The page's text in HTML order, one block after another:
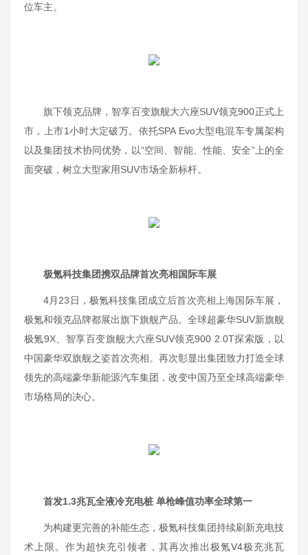
位车主。
旗下领克品牌，智享百变旗舰大六座SUV领克900正式上
市，上市1小时大定破万。依托SPA Evo大型电混车专属架构
以及集团技术协同优势，以“空间、智能、性能、安全”上的全
面突破，树立大型家用SUV市场全新标杆。
极氪科技集团携双品牌首次亮相国际车展
4月23日，极氪科技集团成立后首次亮相上海国际车展，
极氪和领克品牌都展出旗下旗舰产品。全球超豪华SUV新旗舰
极氪9X、智享百变旗舰大六座SUV领克900 2.0T探索版，以
中国豪华双旗舰之姿首次亮相。再次彰显出集团致力打造全球
领先的高端豪华新能源汽车集团，改变中国乃至全球高端豪华
市场格局的决心。
首发1.3兆瓦全液冷充电桩 单枪峰值功率全球第一
为构建更完善的补能生态，极氪科技集团持续刷新充电技
术上限。作为超快充引领者，其再次推出极氪V4极充兆瓦